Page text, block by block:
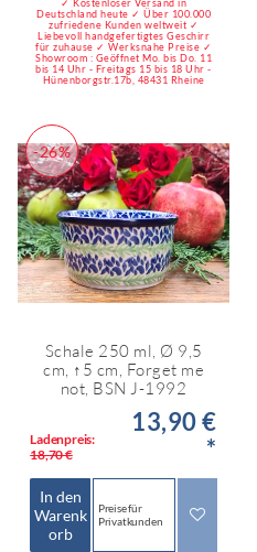
✓ Kostenloser Versand in
Deutschland heute ✓ Über 100.000
zufriedene Kunden weltweit ✓
Liebevoll handgefertigtes Geschirr
für zuhause ✓ Werksnahe Preise ✓
Showroom : Geöffnet Mo. bis Do. 11
bis 14 Uhr - Freitags 15 bis 18 Uhr -
Hünenborgstr.17b, 48431 Rheine
-26%
Schale 250 ml, Ø 9,5
cm, ↑5 cm, Forget me
not, BSN J-1992
Ladenpreis:
18,70 €
13,90 €
*
In den
Warenk
orb
Preise für
Privatkunden